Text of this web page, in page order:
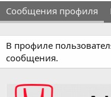
Сообщения профиля
В профиле
сообщения.